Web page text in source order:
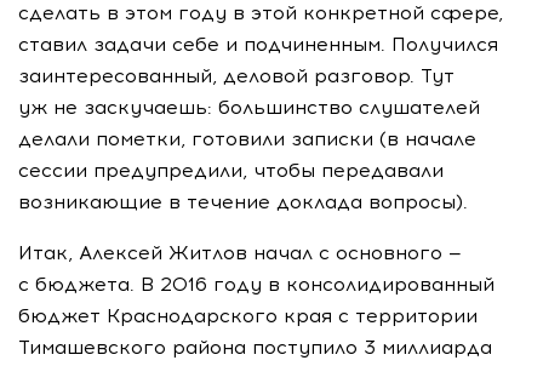
сделать в этом году в этой конкретной сфере,
ставил задачи себе и подчиненным. Получился
заинтересованный, деловой разговор. Тут
уж не заскучаешь: большинство слушателей
делали пометки, готовили записки (в начале
сессии предупредили, чтобы передавали
возникающие в течение доклада вопросы).
Итак, Алексей Житлов начал с основного —
с бюджета. В 2016 году в консолидированный
бюджет Краснодарского края с территории
Тимашевского района поступило 3 миллиарда